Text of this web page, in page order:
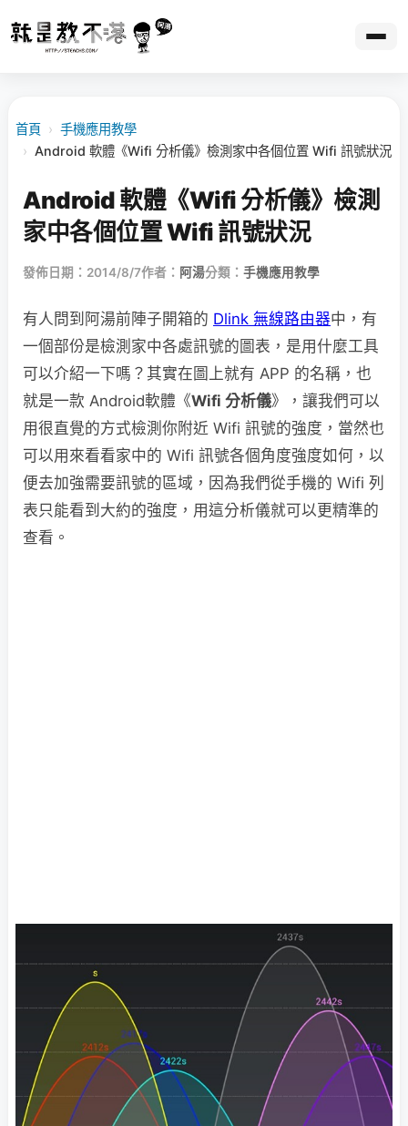
首頁 › 手機應用教學
› Android 軟體《Wifi 分析儀》檢測家中各個位置 Wifi 訊號狀況
Android 軟體《Wifi 分析儀》檢測
家中各個位置 Wifi 訊號狀況
發佈日期：2014/8/7作者： 阿湯分類： 手機應用教學
有人問到阿湯前陣子開箱的 Dlink 無線路由器中，有
一個部份是檢測家中各處訊號的圖表，是用什麼工具
可以介紹一下嗎？其實在圖上就有 APP 的名稱，也
就是一款 Android軟體《Wifi 分析儀》，讓我們可以
用很直覺的方式檢測你附近 Wifi 訊號的強度，當然也
可以用來看看家中的 Wifi 訊號各個角度強度如何，以
便去加強需要訊號的區域，因為我們從手機的 Wifi 列
表只能看到大約的強度，用這分析儀就可以更精準的
查看。